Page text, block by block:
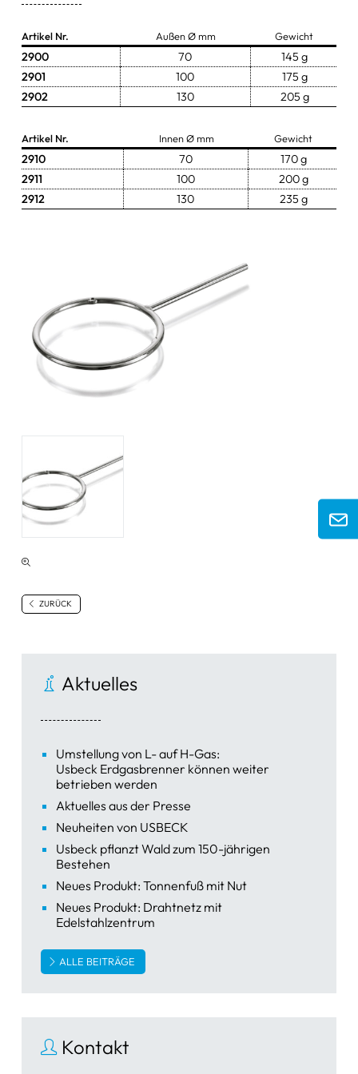
Zangen & Scheren
Schüsseln & Schalen
Wasserstrahlpumpen
Ersatzteile & Zubehör
sonstige Artikel
Artikel Nr. Außen Ø mm Gewicht
2900 70
145 g
2901
100
175 g
2902
130 205 g
Artikel Nr. Innen Ø mm Gewicht
2910 70
170 g
2911
100
200 g
2912
130 235 g
ZURÜCK
Aktuelles
Umstellung von L- auf H-Gas:
Usbeck Erdgasbrenner können weiter
betrieben werden
Aktuelles aus der Presse
Neuheiten von USBECK
Usbeck pflanzt Wald zum 150-jährigen
Bestehen
Neues Produkt: Tonnenfuß mit Nut
Neues Produkt: Drahtnetz mit
Edelstahlzentrum
ALLE BEITRÄGE
Kontakt